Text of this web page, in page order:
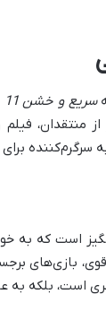
سریع و خشن 11
منتقدان،
سرگرم‌کننده
است که به
قوی،
است، بلکه به